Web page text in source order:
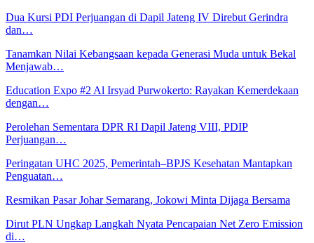
Dua Kursi PDI Perjuangan di Dapil Jateng IV Direbut Gerindra
dan…
Tanamkan Nilai Kebangsaan kepada Generasi Muda untuk Bekal
Menjawab…
Education Expo #2 Al Irsyad Purwokerto: Rayakan Kemerdekaan
dengan…
Perolehan Sementara DPR RI Dapil Jateng VIII, PDIP
Perjuangan…
Peringatan UHC 2025, Pemerintah–BPJS Kesehatan Mantapkan
Penguatan…
Resmikan Pasar Johar Semarang, Jokowi Minta Dijaga Bersama
Dirut PLN Ungkap Langkah Nyata Pencapaian Net Zero Emission
di…